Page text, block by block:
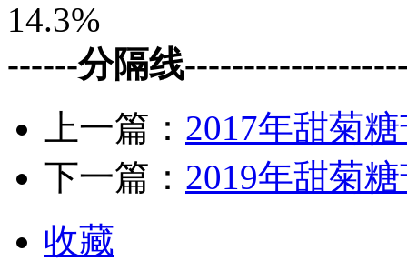
14.3%
------分隔线
上一篇： 2017年甜菊
下一篇： 2019年甜菊
收藏